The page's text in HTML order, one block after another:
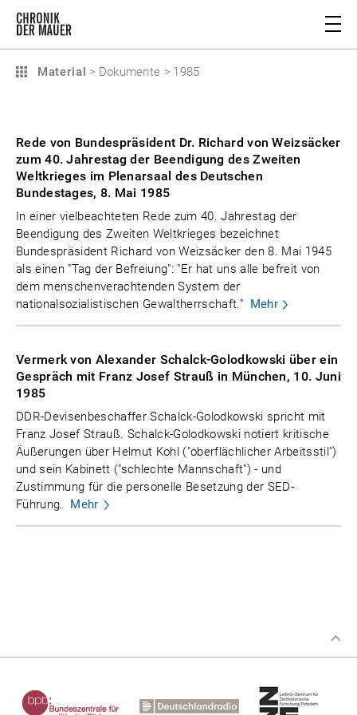
Material > Dokumente > 1985
Rede von Bundespräsident Dr. Richard von Weizsäcker
zum 40. Jahrestag der Beendigung des Zweiten
Weltkrieges im Plenarsaal des Deutschen
Bundestages, 8. Mai 1985
In einer vielbeachteten Rede zum 40. Jahrestag der
Beendigung des Zweiten Weltkrieges bezeichnet
Bundespräsident Richard von Weizsäcker den 8. Mai 1945
als einen "Tag der Befreiung": "Er hat uns alle befreit von
dem menschenverachtenden System der
nationalsozialistischen Gewaltherrschaft." Mehr
Vermerk von Alexander Schalck-Golodkowski über ein
Gespräch mit Franz Josef Strauß in München, 10. Juni
1985
DDR-Devisenbeschaffer Schalck-Golodkowski spricht mit
Franz Josef Strauß. Schalck-Golodkowski notiert kritische
Äußerungen über Helmut Kohl ("oberflächlicher Arbeitsstil")
und sein Kabinett ("schlechte Mannschaft") - und
Zustimmung für die personelle Besetzung der SED-
Führung. Mehr